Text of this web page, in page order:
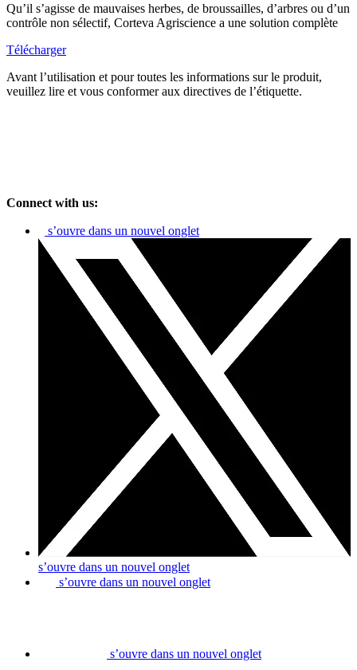
Qu’il s’agisse de mauvaises herbes, de broussailles, d’arbres ou d’un
contrôle non sélectif, Corteva Agriscience a une solution complète
Télécharger
Avant l’utilisation et pour toutes les informations sur le produit,
veuillez lire et vous conformer aux directives de l’étiquette.
Connect with us:
s’ouvre dans un nouvel onglet
s’ouvre dans un nouvel onglet
s’ouvre dans un nouvel onglet
s’ouvre dans un nouvel onglet